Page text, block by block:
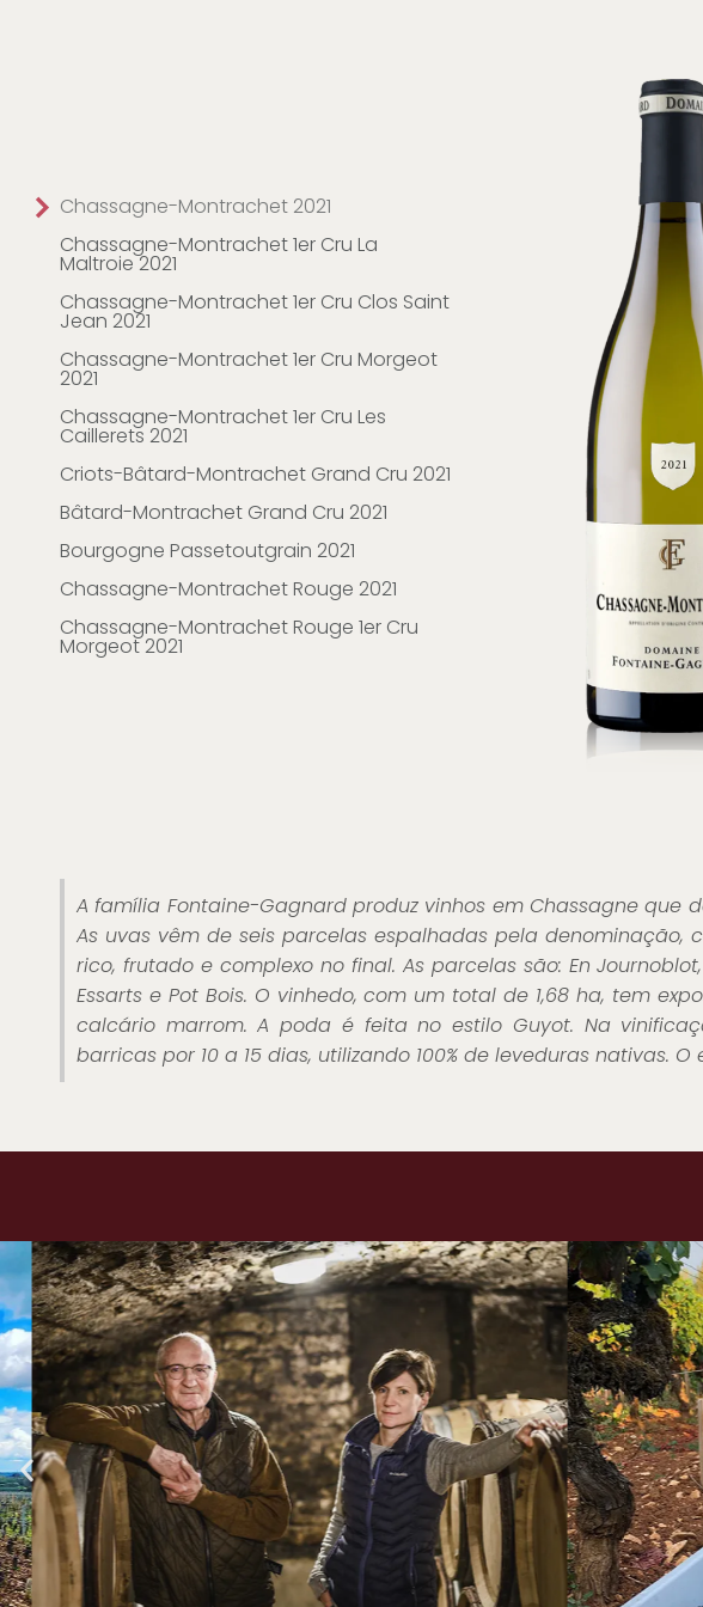
Chassagne-Montrachet 2021
Chassagne-Montrachet 1er Cru La
Maltroie 2021
Chassagne-Montrachet 1er Cru Clos Saint
Jean 2021
Chassagne-Montrachet 1er Cru Morgeot
2021
Chassagne-Montrachet 1er Cru Les
Caillerets 2021
Criots-Bâtard-Montrachet Grand Cru 2021
Bâtard-Montrachet Grand Cru 2021
Bourgogne Passetoutgrain 2021
Chassagne-Montrachet Rouge 2021
Chassagne-Montrachet Rouge 1er Cru
Morgeot 2021
A família Fontaine-Gagnard produz vinhos em Chassagne
As uvas vêm de seis parcelas espalhadas pela denominação,
rico, frutado e complexo no final. As parcelas são: En
Essarts e Pot Bois. O vinhedo, com um total de 1,68 ha, tem
calcário marrom. A poda é feita no estilo Guyot. Na
barricas por 10 a 15 dias, utilizando 100% de leveduras nativas.